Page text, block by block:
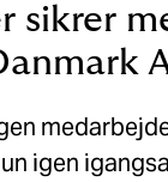
sikrer
igen